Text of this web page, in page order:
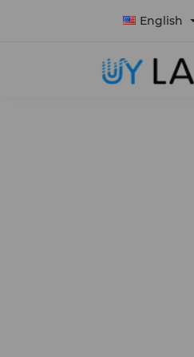
English